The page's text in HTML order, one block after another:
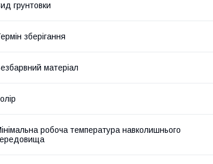
грунтовки
зберігання
матеріал
робоча температура навколишнього